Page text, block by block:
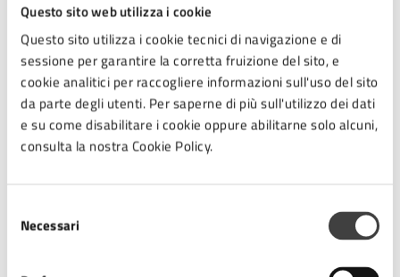
Questo sito web utilizza i cookie
Questo sito utilizza i cookie tecnici di navigazione e di
sessione per garantire la corretta fruizione del sito, e
cookie analitici per raccogliere informazioni sull'uso del sito
da parte degli utenti. Per saperne di più sull'utilizzo dei dati
e su come disabilitare i cookie oppure abilitarne solo alcuni,
consulta la nostra Cookie Policy.
delNecessari
IEG, unodei maggiori (se non il maggiore) gruppo
fieristico italiano, è strategica, perché attraverso
questa partnership Macfrut può crescere
ulteriormente ed approdare davvero ad uno scenario
di competizione
– o quantomeno di comparabilità – con
gli eventi fieristici mondiali del settore.
In relazione all’ultimo quesito presentato dal Consigliere
di Amministrazione di Cesena Fiera S.p.A., diversamente